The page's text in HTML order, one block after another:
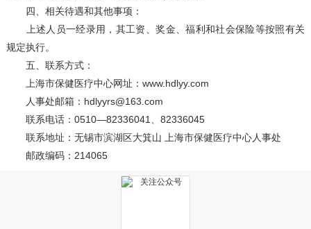
四、相关待遇和其他事项：
上述人员一经录用，其工资、奖金、福利和社会保险等按照有关
规定执行。
五、联系方式：
上海市保健医疗中心网址：www.hdlyy.com
人事处邮箱：hdlyyrs@163.com
联系电话：0510—82336041、82336045
联系地址：无锡市滨湖区大箕山 上海市保健医疗中心人事处
邮政编码：214065